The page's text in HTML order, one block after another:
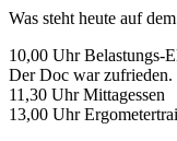
Was steht heute auf
10,00 Uhr Belastungs-
Der Doc war zufrieden.
11,30 Uhr Mittagessen
13,00 Uhr